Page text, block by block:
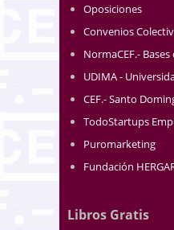
Oposiciones
Convenios
NormaCEF.-
UDIMA -
CEF.- Santo
TodoStartups
Puromarketing
Fundación
Libros Gratis